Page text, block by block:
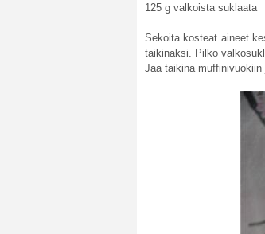
125 g valkoista suklaata
Sekoita kosteat aineet
taikinaksi. Pilko
Jaa taikina